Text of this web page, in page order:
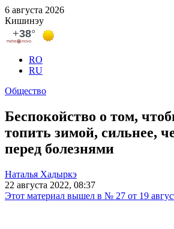
6 августа 2026
Кишинэу
RO
RU
Общество
Беспокойство о том,
топить зимой, сильнее,
перед болезнями
Наталья Хадыркэ
22 августа 2022, 08:37
Этот материал вышел в № 27 от 19